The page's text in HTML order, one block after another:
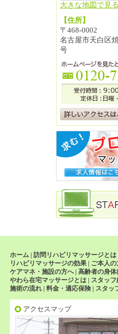
大きな地図で見る
【住所】
〒468-0002
名古屋市天白区
号
ホーム | 訪問リハビリマッサージとは
リハビリマッサージの効果 | ご本人の
ケアマネ・施設の方へ| 高齢者の身体
やわら在宅マッサージとは | スタッ
施術の流れ | 料金・適応保険 | スタッ
アクセスマップ